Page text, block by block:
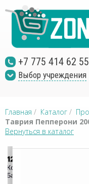
+7 775 414 62 55
Выбор учреждения
Главная / Каталог /
Таврия Пепперони
Вернуться в каталог